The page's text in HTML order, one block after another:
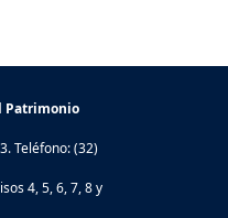
Patrimonio
Teléfono: (32)
4, 5, 6, 7, 8 y